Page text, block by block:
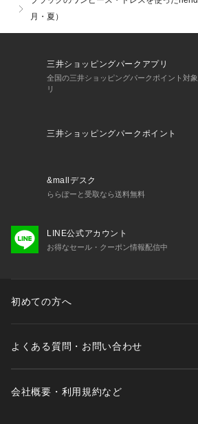
月・夏）
三井ショッピングパークアプリ
全国の三井ショッピングパークポイント対
リ
三井ショッピングパークポイント
&mallデスク
ららぽーと受取なら送料無料
LINE公式アカウント
お得なセール・クーポン情報配信中
初めての方へ
よくある質問・お問い合わせ
会社概要・利用規約など